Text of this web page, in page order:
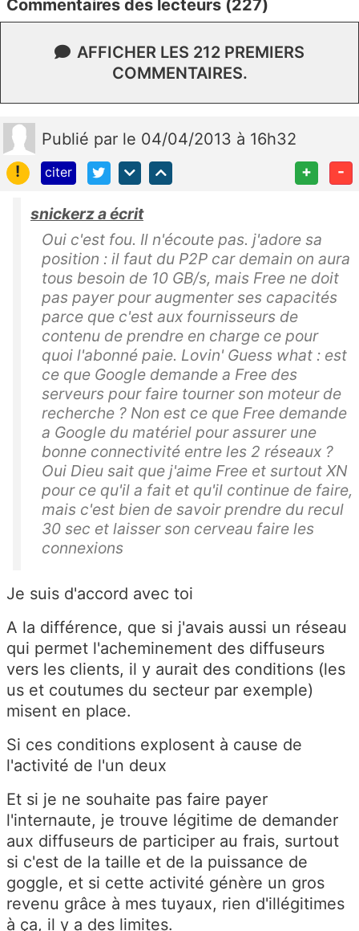
Commentaires des lecteurs (227)
AFFICHER LES 212 PREMIERS
COMMENTAIRES.
Publié par le 04/04/2013 à 16h32
!
citer + -
snickerz a écrit
Oui c'est fou. Il n'écoute pas. j'adore sa
position : il faut du P2P car demain on aura
tous besoin de 10 GB/s, mais Free ne doit
pas payer pour augmenter ses capacités
parce que c'est aux fournisseurs de
contenu de prendre en charge ce pour
quoi l'abonné paie. Lovin' Guess what : est
ce que Google demande a Free des
serveurs pour faire tourner son moteur de
recherche ? Non est ce que Free demande
a Google du matériel pour assurer une
bonne connectivité entre les 2 réseaux ?
Oui Dieu sait que j'aime Free et surtout XN
pour ce qu'il a fait et qu'il continue de faire,
mais c'est bien de savoir prendre du recul
30 sec et laisser son cerveau faire les
connexions
Je suis d'accord avec toi
A la différence, que si j'avais aussi un réseau
qui permet l'acheminement des diffuseurs
vers les clients, il y aurait des conditions (les
us et coutumes du secteur par exemple)
misent en place.
Si ces conditions explosent à cause de
l'activité de l'un deux
Et si je ne souhaite pas faire payer
l'internaute, je trouve légitime de demander
aux diffuseurs de participer au frais, surtout
si c'est de la taille et de la puissance de
goggle, et si cette activité génère un gros
revenu grâce à mes tuyaux, rien d'illégitimes
à ça, il y a des limites.